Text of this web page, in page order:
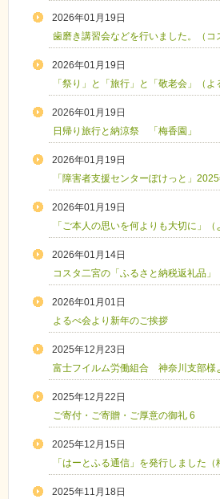
2026年01月19日
歯磨き講習会などを行いました。（コ
2026年01月19日
「祭り」と「旅行」と「敬老会」（よ
2026年01月19日
日帰り旅行と納涼祭 「梅香園」
2026年01月19日
「障害者支援センターぽけっと」
2026年01月19日
「ご本人の思いを何よりも大切に」
2026年01月14日
コスタ二宮の「ふるさと納税返礼品」
2026年01月01日
よるべ会より新年のご挨拶
2025年12月23日
富士フイルム労働組合 神奈川支部様
2025年12月22日
ご寄付・ご寄贈・ご厚意の御礼 6
2025年12月15日
「はーとふる通信」を発行しました（
2025年11月18日